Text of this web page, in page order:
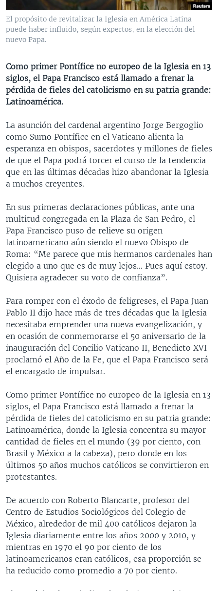
BRASIL
ENTRETENIMIENTO Y CULTURA
TECNOLOGÍA
DEPORTES
CIENCIA Y SALUD
VIDEOS
FOTOGRAFÍA
AUDIOS
PROGRAMAS TV
EL MUNDO AL DÍA
FORO INTERAMERICANO
VISIÓN 360
LAS CLAVES
RADIO
AVANCE INFORMATIVO
AUDIONOTICIAS
BUENOS DÍAS AMÉRICA
EL MUNDO AL DÍA [RADIO]
FORO [RADIO]
DEPORTIVO INTERNACIONAL
NOTA ECONÓMICA
DOCUMENTALES DE LA VOA
Learning English
Idiomas
El propósito de revitalizar la Iglesia en América Latina
puede haber influido, según expertos, en la elección del
nuevo Papa.
Como primer Pontífice no europeo de la Iglesia en 13
siglos, el Papa Francisco está llamado a frenar la
pérdida de fieles del catolicismo en su patria grande:
Latinoamérica.
La asunción del cardenal argentino Jorge Bergoglio
como Sumo Pontífice en el Vaticano alienta la
esperanza en obispos, sacerdotes y millones de fieles
de que el Papa podrá torcer el curso de la tendencia
que en las últimas décadas hizo abandonar la Iglesia
a muchos creyentes.
En sus primeras declaraciones públicas, ante una
multitud congregada en la Plaza de San Pedro, el
Papa Francisco puso de relieve su origen
latinoamericano aún siendo el nuevo Obispo de
Roma: “Me parece que mis hermanos cardenales han
elegido a uno que es de muy lejos… Pues aquí estoy.
Quisiera agradecer su voto de confianza”.
Para romper con el éxodo de feligreses, el Papa Juan
Pablo II dijo hace más de tres décadas que la Iglesia
necesitaba emprender una nueva evangelización, y
en ocasión de conmemorarse el 50 aniversario de la
inauguración del Concilio Vaticano II, Benedicto XVI
proclamó el Año de la Fe, que el Papa Francisco será
el encargado de impulsar.
Como primer Pontífice no europeo de la Iglesia en 13
siglos, el Papa Francisco está llamado a frenar la
pérdida de fieles del catolicismo en su patria grande:
Latinoamérica, donde la Iglesia concentra su mayor
cantidad de fieles en el mundo (39 por ciento, con
Brasil y México a la cabeza), pero donde en los
últimos 50 años muchos católicos se convirtieron en
protestantes.
De acuerdo con Roberto Blancarte, profesor del
Centro de Estudios Sociológicos del Colegio de
México, alrededor de mil 400 católicos dejaron la
Iglesia diariamente entre los años 2000 y 2010, y
mientras en 1970 el 90 por ciento de los
latinoamericanos eran católicos, esa proporción se
ha reducido como promedio a 70 por ciento.